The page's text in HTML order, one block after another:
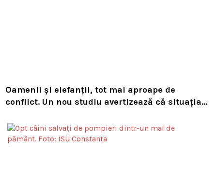
Oamenii și elefanții, tot mai aproape de
conflict. Un nou studiu avertizează că situația
secolului